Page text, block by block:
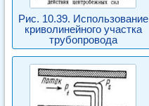
Рис. 10.39. Использование
криволинейного участка
трубопровода